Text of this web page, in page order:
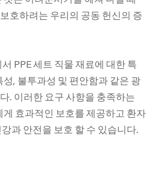
호하려는 우리의 공동 헌신의 증
PPE 세트 직물 재료에 대한 특
, 불투과성 및 편안함과 같은 광
. 이러한 요구 사항을 충족하는
게 효과적인 보호를 제공하고 환자
과 안전을 보호 할 수 있습니다.